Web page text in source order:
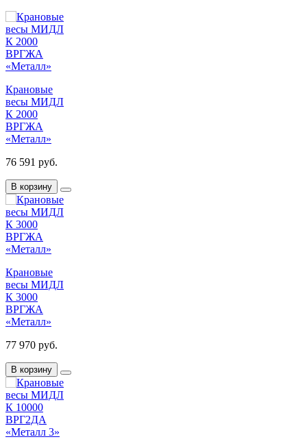
Крановые
весы МИДЛ
К 2000
ВРГЖА
«Металл»
76 591 руб.
В корзину
Крановые
весы МИДЛ
К 3000
ВРГЖА
«Металл»
77 970 руб.
В корзину